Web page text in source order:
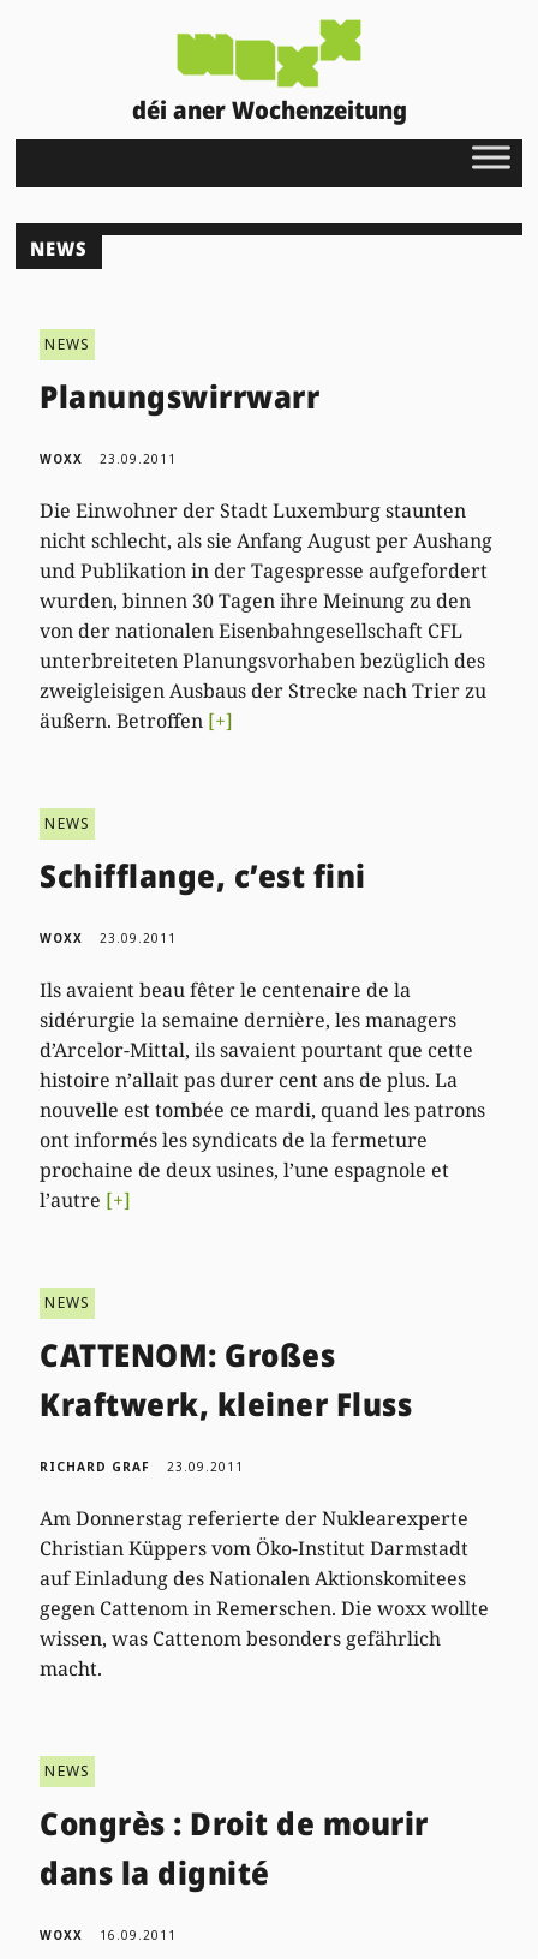
déi aner Wochenzeitung
NEWS
NEWS
Planungswirrwarr
WOXX 23.09.2011
Die Einwohner der Stadt Luxemburg staunten
nicht schlecht, als sie Anfang August per Aushang
und Publikation in der Tagespresse aufgefordert
wurden, binnen 30 Tagen ihre Meinung zu den
von der nationalen Eisenbahngesellschaft CFL
unterbreiteten Planungsvorhaben bezüglich des
zweigleisigen Ausbaus der Strecke nach Trier zu
äußern. Betroffen [+]
NEWS
Schifflange, c’est fini
WOXX 23.09.2011
Ils avaient beau fêter le centenaire de la
sidérurgie la semaine dernière, les managers
d’Arcelor-Mittal, ils savaient pourtant que cette
histoire n’allait pas durer cent ans de plus. La
nouvelle est tombée ce mardi, quand les patrons
ont informés les syndicats de la fermeture
prochaine de deux usines, l’une espagnole et
l’autre [+]
NEWS
CATTENOM: Großes
Kraftwerk, kleiner Fluss
RICHARD GRAF 23.09.2011
Am Donnerstag referierte der Nuklearexperte
Christian Küppers vom Öko-Institut Darmstadt
auf Einladung des Nationalen Aktionskomitees
gegen Cattenom in Remerschen. Die woxx wollte
wissen, was Cattenom besonders gefährlich
macht.
NEWS
Congrès : Droit de mourir
dans la dignité
WOXX 16.09.2011